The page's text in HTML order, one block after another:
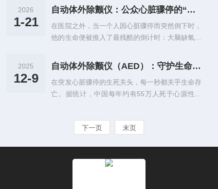
疏松、评估骨折风险和监测疗效的金标准。在这一
康评估从传统大型医院放射科走向社区、基...
血压异常或心肌缺血显现时，动脉系统的结构性损
伤往往已不可逆转。正是在这一背景下，脉搏波速
测定仪（PulseWaveVelocity,PWV）应运而生，它
如同一位精准的"血管年龄鉴定师"，通过捕捉血液
便揭示出动脉硬化的早期踪迹。这款设备的诞生标
性转变。20...
2026
1-21
自动体外除颤仪：公众心脏骤停的“黄金四分钟”逆转者
在医院之外，当一个人因心脏骤停而突然倒下时，
他的生命便被推入了最残酷的倒计时：大脑缺氧超
生还几率几乎为零。在这生死攸关的“黄金四分
钟”里，一种被称为自动体外除颤仪的设备，正从
专业的医疗设备演变为像灭火器一样的公共急救设
施，为挽回生命提供了最关键的可能性。一、心脏
的直接原因是心室颤动或无脉性室性心动过速，即
心脏下部腔室（心室）的肌肉发生快速、混乱、无
2025
12-9
自动体外除颤仪（AED）：守护生命的“黄金四分钟”急救神器
在突发心脏骤停的生死关头，每一秒都关乎生命存
亡。据统计，中国每年约有55万人死于心源性猝
专业人员也能操作的便携式急救设备，能够在“黄
率。被誉为“救命神器”的AED，正逐步从医院走向
下一页 末页